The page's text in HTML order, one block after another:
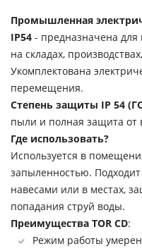
Промышленная
IP54 - предназначена
на складах,
Укомплектована
перемещения.
Степень защиты IP 54
пыли и полная защита от
Где использовать?
Используется в
запыленностью.
навесами или в местах,
попадания струй воды.
Преимущества TOR CD:
Режим работы